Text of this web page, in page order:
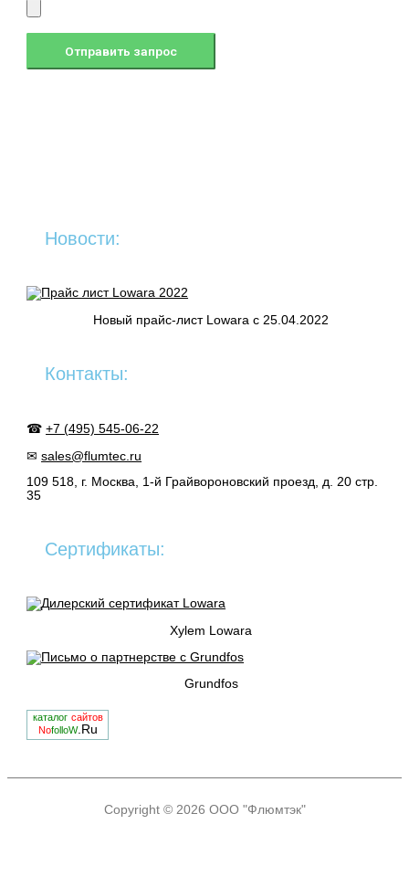
Новости:
Новый прайс-лист Lowara c 25.04.2022
Контакты:
☎+7 (495) 545-06-22
✉sales@flumtec.ru
109 518, г. Москва, 1-й Грайвороновский проезд, д. 20 стр.
35
Сертификаты:
Xylem Lowara
Grundfos
каталог сайтов
NofolloW.Ru
Copyright © 2026 ООО "Флюмтэк"